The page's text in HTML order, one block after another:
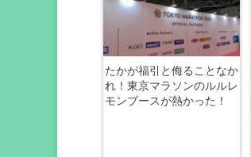
たかが福引と侮ることなか
れ！東京マラソンのルルレ
モンブースが熱かった！